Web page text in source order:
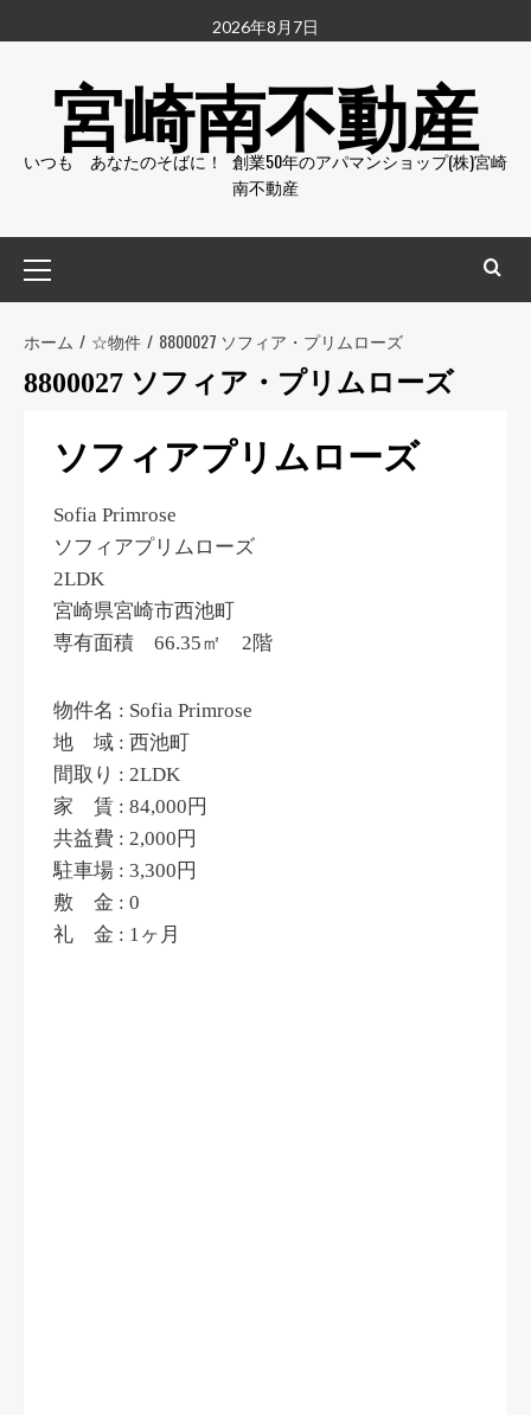
2026年8月7日
宮崎南不動産
いつも あなたのそばに！ 創業50年のアパマンショップ(株)宮崎
南不動産
ホーム ☆物件 8800027 ソフィア・プリムローズ
8800027 ソフィア・プリムローズ
ソフィアプリムローズ
Sofia Primrose
ソフィアプリムローズ
2LDK
宮崎県宮崎市西池町
専有面積 66.35㎡ 2階
物件名 : Sofia Primrose
地 域 : 西池町
間取り : 2LDK
家 賃 : 84,000円
共益費 : 2,000円
駐車場 : 3,300円
敷 金 : 0
礼 金 : 1ヶ月